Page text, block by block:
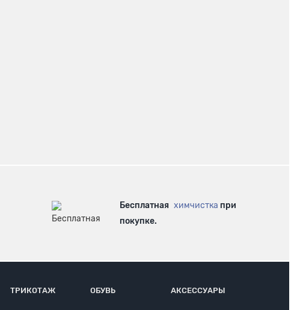
Бесплатная химчистка при
покупке.
ТРИКОТАЖ ОБУВЬ АКСЕССУАРЫ